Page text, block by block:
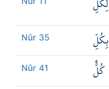
Nûr 35 بِكُلِّ
Nûr 41 كُلٌّ